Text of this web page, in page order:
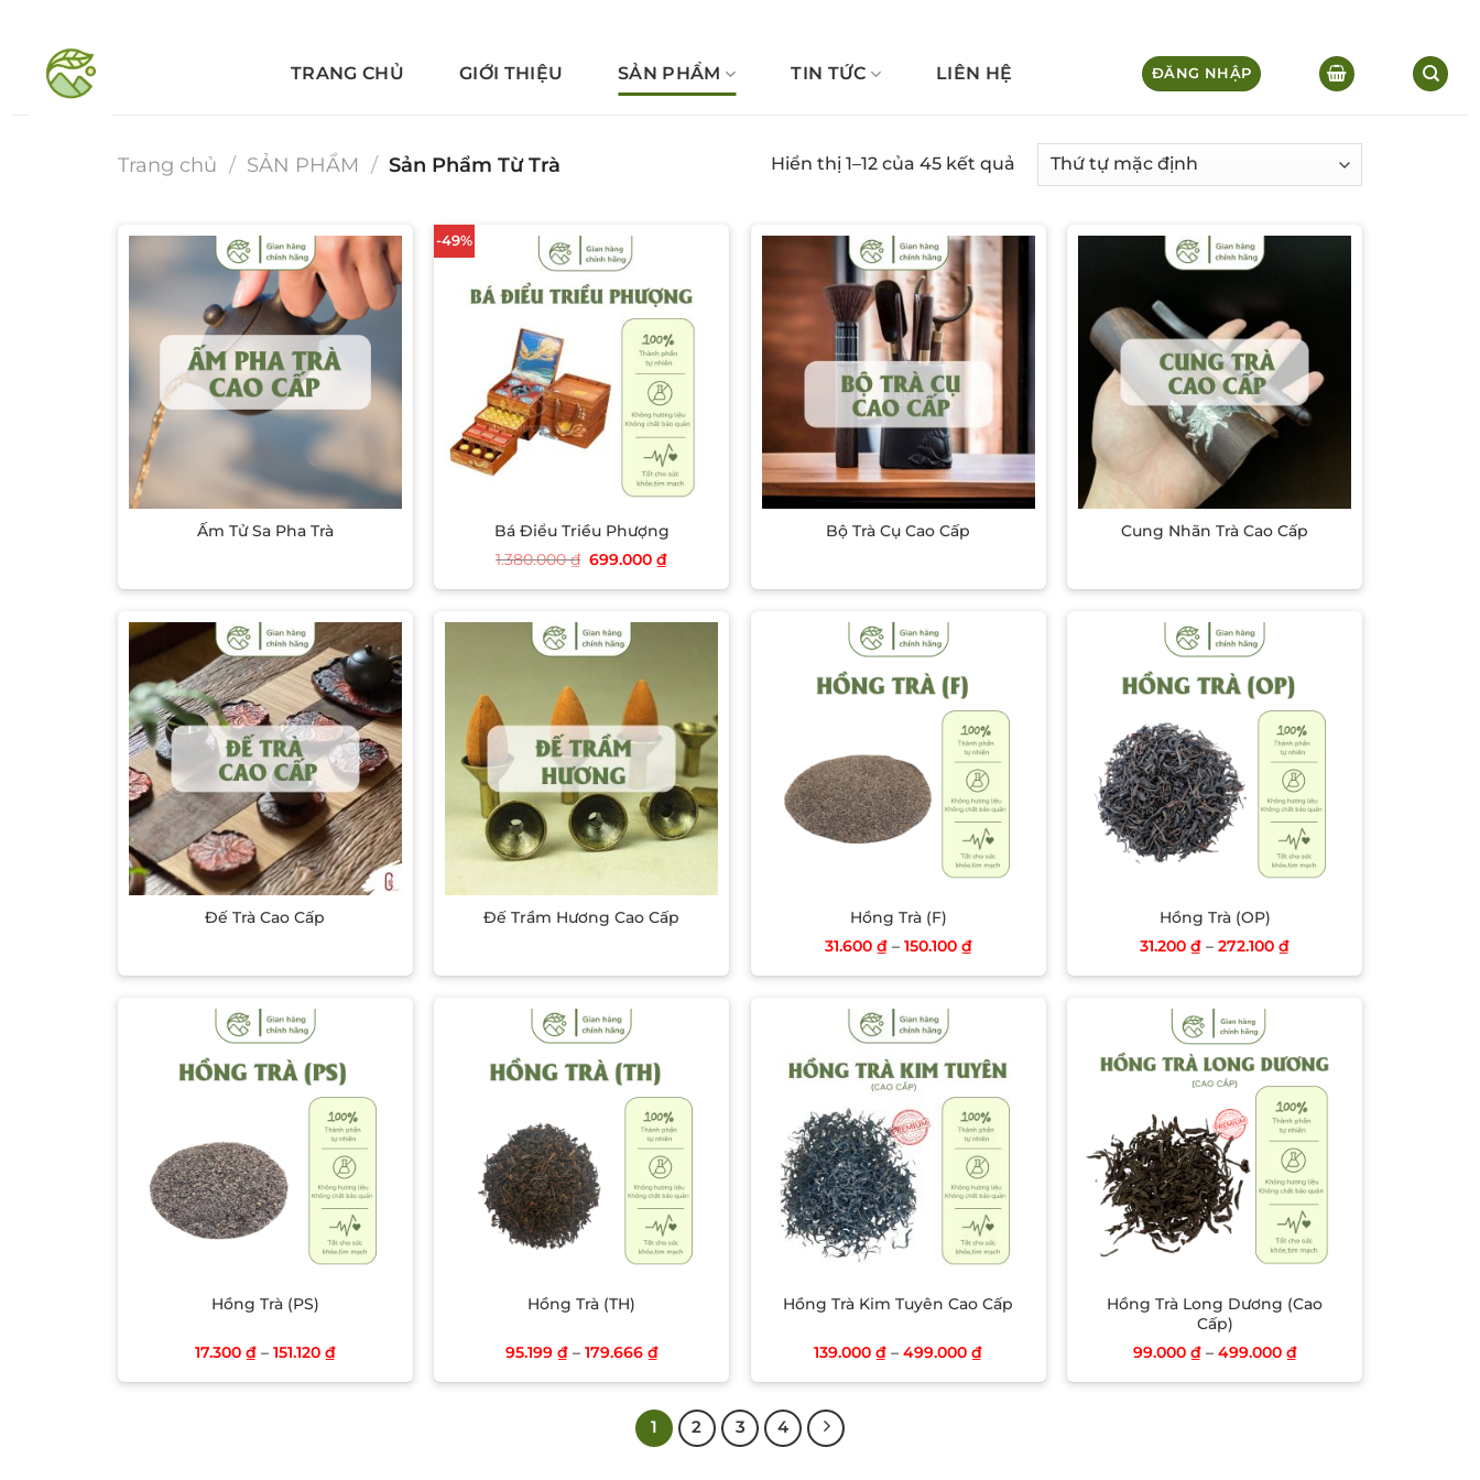
qua
TRANG CHỦ GIỚI THIỆU SẢN PHẨM TIN TỨC LIÊN HỆ ĐĂNG NHẬP
Trang chủ / SẢN PHẨM / Sản Phẩm Từ Trà Hiển thị 1–12 của 45 kết quả
Add to wishlist
Ấm Tử Sa Pha Trà
-49%
Add to wishlist
Bá Điểu Triều Phượng
1.380.000₫ Giá
là:
699.000₫Giá
tại
699.000 ₫.
Add to wishlist
Bộ Trà Cụ Cao Cấp
Add to wishlist
Cung Nhãn Trà Cao Cấp
Add to wishlist
Đế Trà Cao Cấp
Add to wishlist
Đế Trầm Hương Cao Cấp
Add to wishlist
Hồng Trà (F)
31.600 ₫– 150.100 ₫
Add to wishlist
Hồng Trà (OP)
31.200₫ –272.100₫
Add to wishlist
Hồng Trà (PS)
17.300 ₫– 151.120 ₫
Add to wishlist
Hồng Trà (TH)
95.199 ₫– 179.666 ₫
Add to wishlist
Hồng Trà Kim Tuyên Cao Cấp
139.000₫ –499.000₫
Add to wishlist
Hồng Trà Long Dương (Cao
Cấp)
99.000 ₫– 499.000 ₫
1 2 3 4